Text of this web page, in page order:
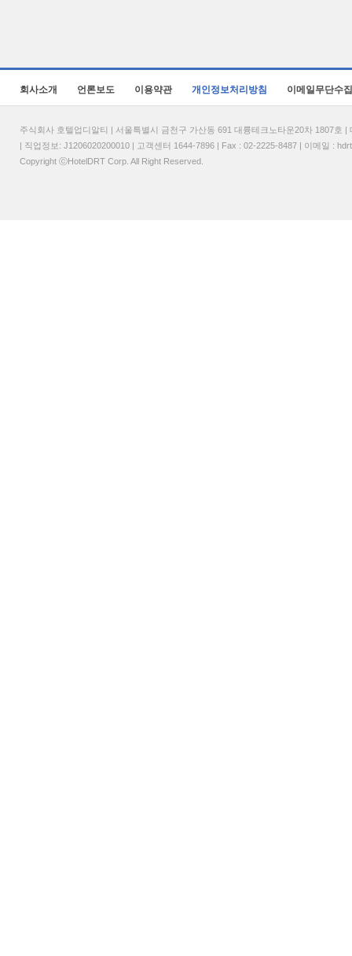
회사소개 언론보도 이용약관 개인정보처리방침 이메일무단수
주식회사 호텔업디알티 | 서울특별시 금천구 가산동 691 대륭테크노타운20차 1807
| 직업정보: J1206020200010 | 고객센터 1644-7896 | Fax : 02-2225-8487 | 이메일 :
Copyright ⓒHotelDRT Corp. All Right Reserved.